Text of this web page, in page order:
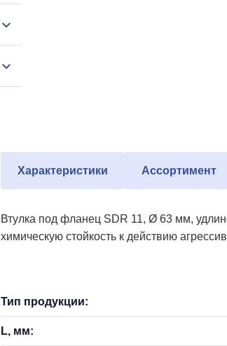
Характеристики Ассортимент
Втулка под фланец SDR 11, Ø 63 мм,
химическую стойкость к действию
Тип продукции:
L, мм: